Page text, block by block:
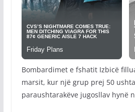
Bombardimet e fshatit Izbicë
marsit, kur një grup prej 50
paraushtarakëve jugosllav hynë